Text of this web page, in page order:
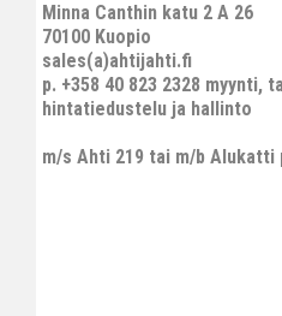
Minna Canthin katu 2 A 26
70100 Kuopio
sales(a)ahtijahti.fi
p. +358 40 823 2328 myynti,
hintatiedustelu ja hallinto
m/s Ahti 219 tai m/b Alukatti